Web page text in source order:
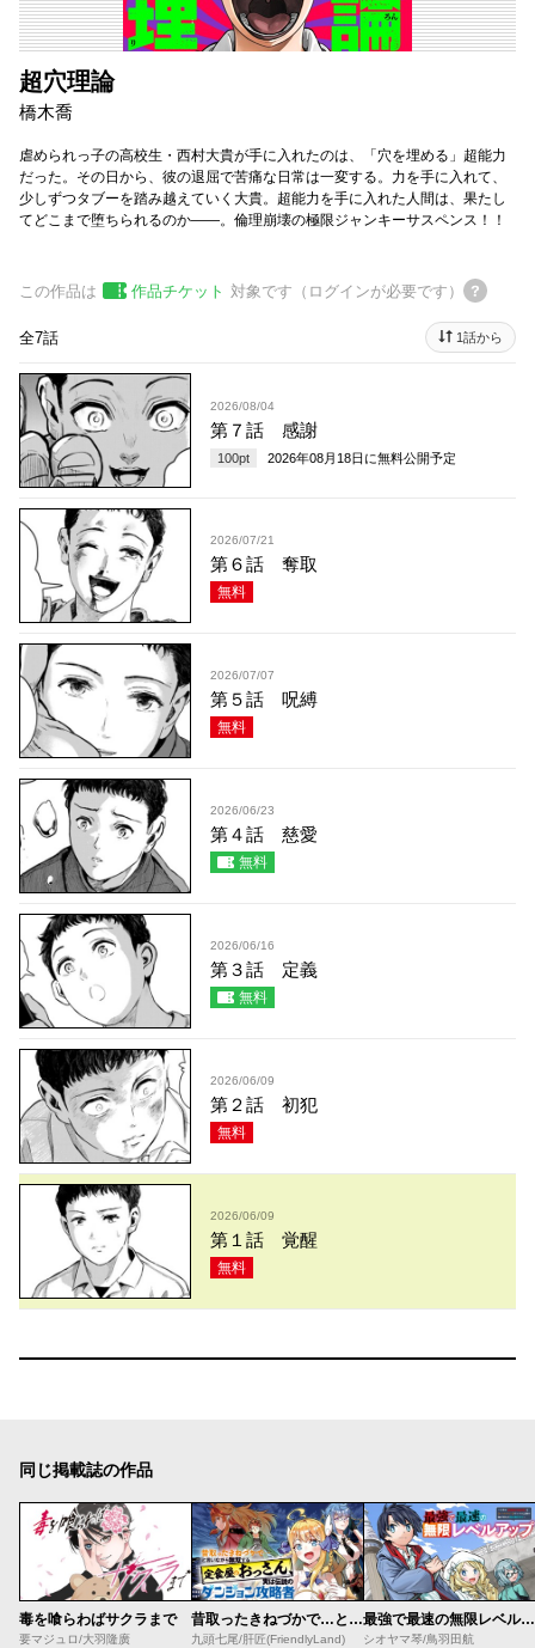
超穴理論
橋木喬
虐められっ子の高校生・西村大貴が手に入れたのは、「穴を埋める」超能力
だった。その日から、彼の退屈で苦痛な日常は一変する。力を手に入れて、
少しずつタブーを踏み越えていく大貴。超能力を手に入れた人間は、果たし
てどこまで堕ちられるのか――。倫理崩壊の極限ジャンキーサスペンス！！
この作品は 作品チケット 対象です（ログインが必要です）
全7話 1話から
2026/08/04
第７話 感謝
100pt 2026年08月18日 に無料公開予定
2026/07/21
第６話 奪取
無料
2026/07/07
第５話 呪縛
無料
2026/06/23
第４話 慈愛
無料
2026/06/16
第３話 定義
無料
2026/06/09
第２話 初犯
無料
2026/06/09
第１話 覚醒
無料
同じ掲載誌の作品
毒を喰らわばサクラまで
要マジュロ/大羽隆廣
昔取ったきねづかで…と言いながら無双する定食屋のおっさん、実は伝説のダンジョン攻略者
九頭七尾/肝匠(FriendlyLand)
最強で最速の無限レベルアップ ～スキル【経験値１０００倍】と【レベルフリー】でレベル上限の枷が外れた俺は無双する～
シオヤマ琴/鳥羽田航